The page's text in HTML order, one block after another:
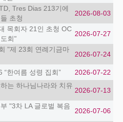
Tres Dias 213기에
초청
2026-08-03
목회자 21인 초청 OC
회"
2026-07-27
"제 23회 연례기금마
2026-07-24
“한여름 성령 집회” 2026-07-22
는 하나님나라와 치유
2026-07-13
"3차 LA 글로벌 복음
2026-07-06